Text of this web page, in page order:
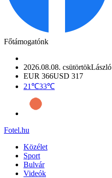
Főtámogatónk
2026.08.08. csütörtökLászló
EUR 366USD 317
21℃33℃
Fotel.hu
Közélet
Sport
Bulvár
Videók